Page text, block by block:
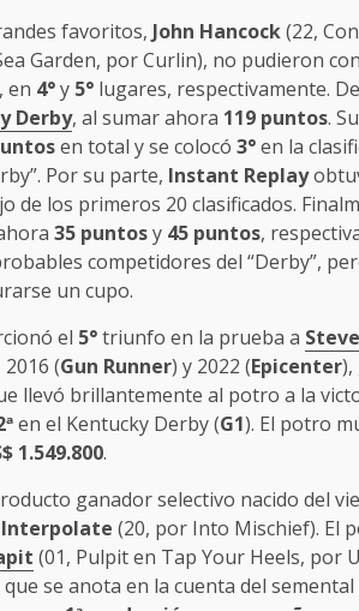
favoritos, John Hancock(22,
Garden, por Curlin), no pudieron
en 4°y 5° lugares, respectivamente.
Derby, al sumar ahora 119 puntos.
en total y se colocó 3°en la
Por su parte, Instant Replay
de los primeros 20 clasificados.
35 puntosy 45 puntos,
competidores del “Derby”,
un cupo.
el 5°triunfo en la prueba a
2016 (Gun Runner) y 2022 (Epicenter),
llevó brillantemente al potro a la
ªen el Kentucky Derby (G1). El potro
1.549.800.
ganador selectivo nacido del
Interpolate (20, por Into Mischief). El
(01, Pulpit en Tap Your Heels, por
que se anota en la cuenta del